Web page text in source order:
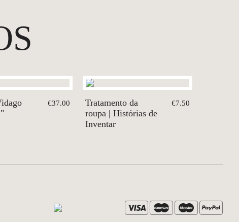
€37.00
Tratamento da
roupa | Histórias de
Inventar
€7.50